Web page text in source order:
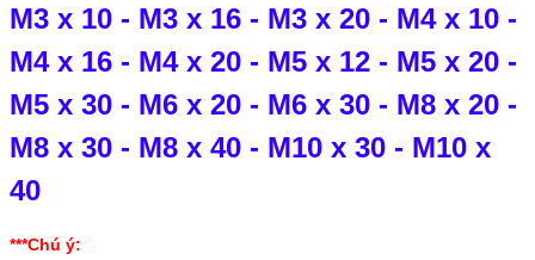
M3 x 10 - M3 x 16 - M3 x 20 - M4 x 10 -
M4 x 16 - M4 x 20 - M5 x 12 - M5 x 20 -
M5 x 30 - M6 x 20 - M6 x 30 - M8 x 20 -
M8 x 30 - M8 x 40 - M10 x 30 - M10 x
40
***Chú ý: